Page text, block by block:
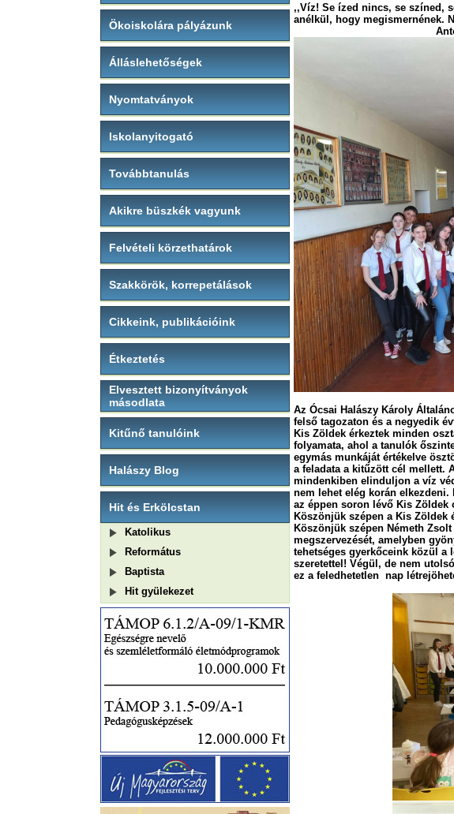
Ökoiskolára pályázunk
Álláslehetőségek
Nyomtatványok
Iskolanyitogató
Továbbtanulás
Akikre büszkék vagyunk
Felvételi körzethatárok
Szakkörök, korrepetálások
Cikkeink, publikációink
Étkeztetés
Elvesztett bizonyítványok
másodlata
Kitűnő tanulóink
Halászy Blog
Hit és Erkölcstan
Katolikus
Református
Baptista
Hit gyülekezet
,,Víz! Se ízed nincs, se színed,
anélkül, hogy megismernének.
Antoine de
Az Ócsai Halászy Károly
felső tagozaton és a negyedik
Kis Zöldek érkeztek minden
folyamata, ahol a tanulók
egymás munkáját értékelve
a feladata a kitűzött cél mellett.
mindenkiben elinduljon a víz
nem lehet elég korán
az éppen soron lévő Kis Zöldek
Köszönjük szépen a Kis Zöldek
Köszönjük szépen Németh
megszervezését, amelyben
tehetséges gyerkőceink közül
szeretettel! Végül, de nem
ez a feledhetetlen nap